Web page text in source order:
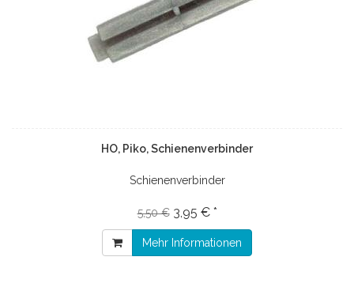
HO, Piko, Schienenverbinder
Schienenverbinder
5,50 € 3,95 € *
Mehr Informationen